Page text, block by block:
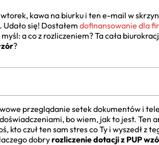
kawa na biurku i ten e-mail w
się! Dostałem dofinansowanie dla
a co z rozliczeniem? Ta cała
?
przeglądanie setek dokumentów i
bo wiem, jak to jest. Ten
kto czuł ten sam stres co Ty i wyszedł z
dobryrozliczenie dotacji z PUP